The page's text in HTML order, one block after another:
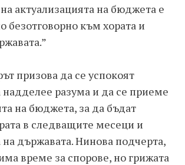
актуализацията на бюджета е
безотговорно към хората и
призова да се успокоят
разума и да се приеме
на бюджета, за да бъдат
в следващите месеци и
на държавата. Нинова подчерта,
време за спорове, но грижата